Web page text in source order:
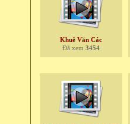
Khuê Văn Các
Đã xem3454